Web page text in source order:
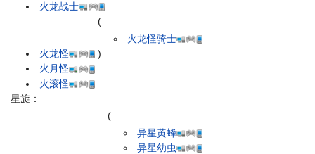
火龙战士
火龙怪
(
火龙怪骑士
)
火月怪
火滚怪
星旋：
(
异星黄蜂
异星幼虫